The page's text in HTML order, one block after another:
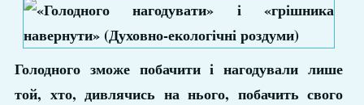
Голодного зможе побачити і нагодували лише
той, хто, дивлячись на нього, побачить свого